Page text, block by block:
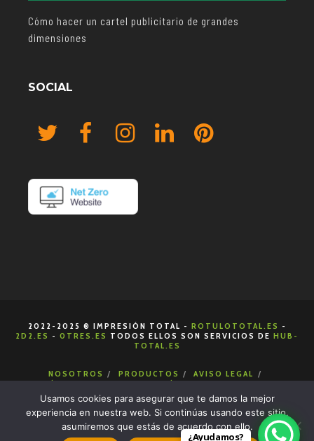
Cómo hacer un cartel publicitario de grandes
dimensiones
SOCIAL
2022-2025 ® IMPRESIÓN TOTAL - ROTULOTOTAL.ES -
2D2.ES - 0TRES.ES TODOS ELLOS SON SERVICIOS DE HUB-
TOTAL.ES
NOSOTROS PRODUCTOS
AVISO LEGAL
POLÍTICA DE COOKIES
POLÍTICA DE PRIVACIDAD
CONDICIONES DE VENTA
CONTACTA
¿Ayudamos?
Usamos cookies para asegurar que te damos la mejor
experiencia en nuestra web. Si continúas usando este sitio,
asumiremos que estás de acuerdo con ello.